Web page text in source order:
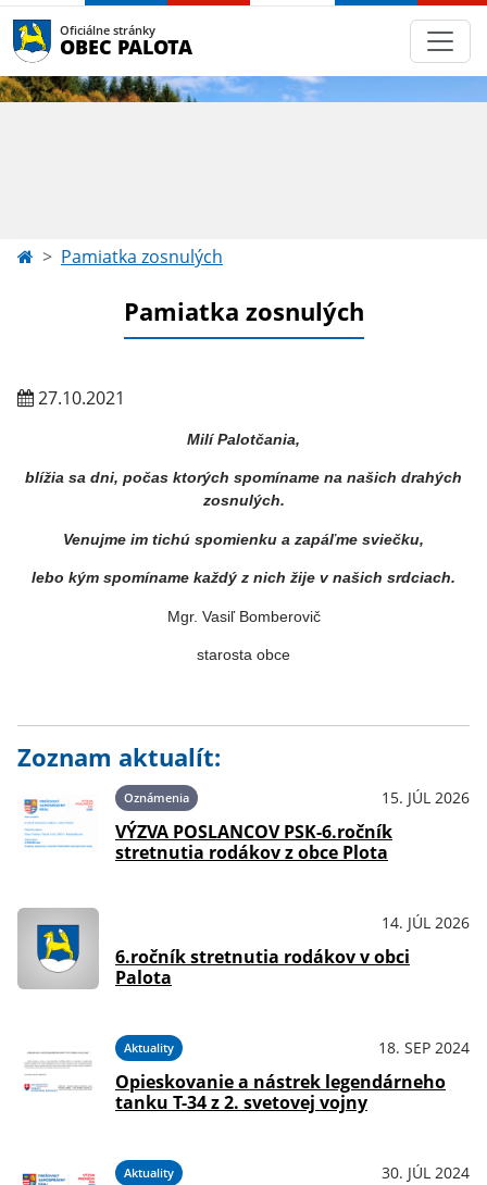
Oficiálne stránky
OBEC PALOTA
Pamiatka zosnulých
Pamiatka zosnulých
27.10.2021
Milí Palotčania,
blížia sa dni, počas ktorých spomíname na našich drahých
zosnulých.
Venujme im tichú spomienku a zapáľme sviečku,
lebo kým spomíname každý z nich žije v našich srdciach.
Mgr. Vasiľ Bomberovič
starosta obce
Zoznam aktualít:
Oznámenia 15. JÚL 2026
VÝZVA POSLANCOV PSK-6.ročník
stretnutia rodákov z obce Plota
14. JÚL 2026
6.ročník stretnutia rodákov v obci
Palota
Aktuality 18. SEP 2024
Opieskovanie a nástrek legendárneho
tanku T-34 z 2. svetovej vojny
Aktuality 30. JÚL 2024